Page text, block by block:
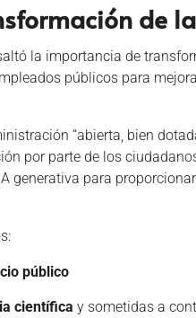
de
la importancia de
públicos para
“abierta, bien
por parte de los
generativa para
público
científica y sometidas a